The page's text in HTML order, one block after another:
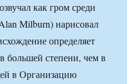
как гром среди
Milburn) нарисовал
определяет
большей степени, чем в
в Организацию